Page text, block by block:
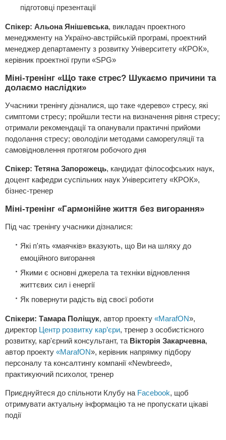
підготовці презентації
Спікер: Альона Янішевська, викладач проектного
менеджменту на Україно-австрiйськiй програмi, проектний
менеджер департаменту з розвитку Унiверситету «КРОК»,
керiвник проектної групи «SPG»
Міні-тренінг «Що таке стрес? Шукаємо причини та
долаємо наслідки»
Учасники тренінгу дізналися, що таке «дерево» стресу, які
симптоми стресу; пройшли тести на визначення рівня стресу;
отримали рекомендації та опанували практичні прийоми
подолання стресу; оволоділи методами саморегуляції та
самовідновлення протягом робочого дня
Спікер: Тетяна Запорожець, кандидат філософських наук,
доцент кафедри суспільних наук Університету «КРОК»,
бізнес-тренер
Міні-тренінг «Гармонійне життя без вигорання»
Під час тренінгу учасники дізналися:
Які п'ять «маячків» вказують, що Ви на шляху до
емоційного вигорання
Якими є основні джерела та техніки відновлення
життєвих сил і енергії
Як повернути радість від своєї роботи
Спікери: Тамара Поліщук, автор проекту «MarafON»,
директор Центр розвитку кар’єри, тренер з особистісного
розвитку, кар'єрний консультант, та Вікторія Закарчевна,
автор проекту «MarafON», керівник напрямку підбору
персоналу та консалтингу компанії «Newbreed»,
практикуючий психолог, тренер
Приєднуйтеся до спільноти Клубу на Facebook, щоб
отримувати актуальну інформацію та не пропускати цікаві
події